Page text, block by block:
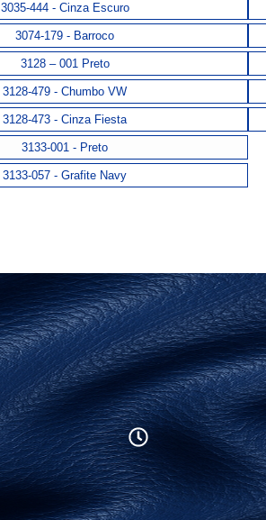
3133-057 - Grafite Navy
3035-444 - Cinza Escuro
3074-179 - Barroco
3128 – 001 Preto
3128-479 - Chumbo VW
3128-473 - Cinza Fiesta
3133-001 - Preto